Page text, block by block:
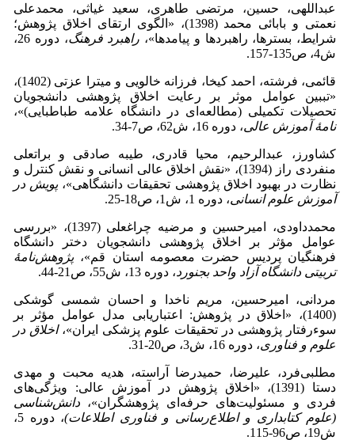
عبداللهی، حسین، مرتضی طاهری، سعید غیاثی، محمدعلی
نعمتی و بابائی محمد (1398)، «الگوی ارتقای اخلاق پژوهش؛
شرایط، بسترها، راهبردها و پیامدها»، راهبرد فرهنگ
، دوره 26،
ش4، ص135-157.
قائمی، فرشته، احمد کیخا، فرزانه خالویی و میترا عزتی (1402)،
«تببین عوامل موثر بر رعایت اخلاق پژوهشی دانشجویان
تحصیلات تکمیلی (مطالعه‌ای در دانشگاه علامه طباطبایی)»،
نامۀ آموزش عالی، دوره 16، ش62، ص7-34.‎
کشاورز، عبدالرحیم، محیا قادری، طیبه صادقی و براتعلی
منفردی راز (1394)، «نقش اخلاق عالی انسانی و نقش کنترل و
نظارت در بهبود اخلاق پژوهشی تحقیقات دانشگاهی»،پویش در
آموزش علوم انسانی، دوره 1، ش1، ص18-25.
محمدداودی، امیرحسین و مرضیه چراغعلی (1397)، «بررسی
عوامل مؤثر بر اخلاق پژوهشی دانشجویان دختر دانشگاه
فرهنگیان پردیس حضرت معصومه استان قم»،پژوهشنامۀ
تربیتی دانشگاه آزاد واحد بجنورد، دوره 13، ش55، ص21-44.‎
مردانی، امیرحسین، مریم ناخدا و احسان شمسی گوشکی
(1400)، «اخلاق در پژوهش: اعتباریابی مدل عوامل مؤثر بر
سوءرفتار پژوهشی در تحقیقات علوم پزشکی ایران»،اخلاق در
علوم و فناوری، دوره 16، ش3، ص20-31.‎
مطلبی‌فرد، علیرضا، حمیدرضا آراسته، هدیه محبت و مهدی
دستا (1391)، «اخلاق پژوهش در آموزش عالی: ویژگی‌های
فردی و مسئولیت‌های حرفه‌ای پژوهشگران»، دانششناسی
(علوم کتابداری و اطلاعرسانی و فناوری اطلاعات)
، دوره 5،
ش19، ص96-115.